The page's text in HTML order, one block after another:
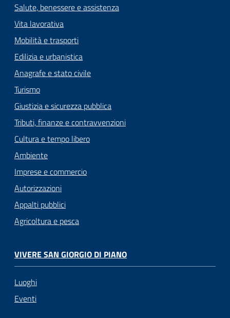
Salute, benessere e assistenza
Vita lavorativa
Mobilità e trasporti
Edilizia e urbanistica
Anagrafe e stato civile
Turismo
Giustizia e sicurezza pubblica
Tributi, finanze e contravvenzioni
Cultura e tempo libero
Ambiente
Imprese e commercio
Autorizzazioni
Appalti pubblici
Agricoltura e pesca
VIVERE SAN GIORGIO DI PIANO
Luoghi
Eventi